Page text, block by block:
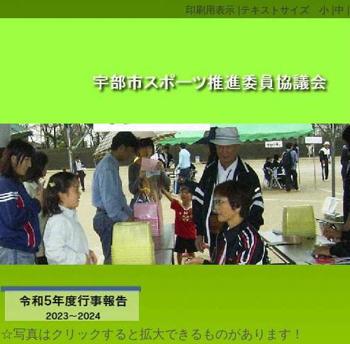
印刷用表示 |テキストサイズ 小 |中 |
☆写真はクリックすると拡大できるものがあります！